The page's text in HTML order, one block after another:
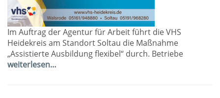
Im Auftrag der Agentur für Arbeit führt die VHS
Heidekreis am Standort Soltau die Maßnahme
„Assistierte Ausbildung flexibel“ durch. Betriebe
weiterlesen…